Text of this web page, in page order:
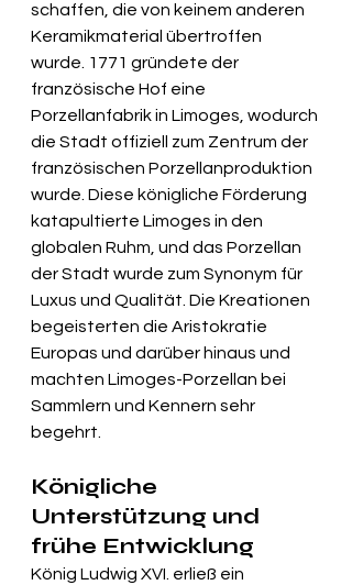
schaffen, die von keinem anderen
Keramikmaterial übertroffen
wurde. 1771 gründete der
französische Hof eine
Porzellanfabrik in Limoges, wodurch
die Stadt offiziell zum Zentrum der
französischen Porzellanproduktion
wurde. Diese königliche Förderung
katapultierte Limoges in den
globalen Ruhm, und das Porzellan
der Stadt wurde zum Synonym für
Luxus und Qualität. Die Kreationen
begeisterten die Aristokratie
Europas und darüber hinaus und
machten Limoges-Porzellan bei
Sammlern und Kennern sehr
begehrt.
Königliche
Unterstützung und
frühe Entwicklung
König Ludwig XVI. erließ ein